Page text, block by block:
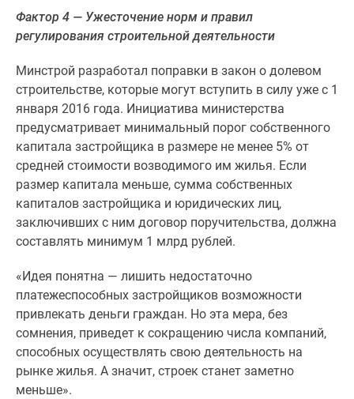
новостроек
Субсидированная
Rutube
Поиск
дома
Москве
Программа
реновации
Москве
Новостройки
класса
Новостройки
бизнес-
класса
Рассрочка
Траншевая
ипотека
Фактор 4 — Ужесточение норм и правил
регулирования строительной деятельности
Минстрой разработал поправки в закон о долевом
строительстве, которые могут вступить в силу уже с 1
января 2016 года. Инициатива министерства
предусматривает минимальный порог собственного
капитала застройщика в размере не менее 5% от
средней стоимости возводимого им жилья. Если
размер капитала меньше, сумма собственных
капиталов застройщика и юридических лиц,
заключивших с ним договор поручительства, должна
составлять минимум 1 млрд рублей.
«Идея понятна — лишить недостаточно
платежеспособных застройщиков возможности
привлекать деньги граждан. Но эта мера, без
сомнения, приведет к сокращению числа компаний,
способных осуществлять свою деятельность на
рынке жилья. А значит, строек станет заметно
меньше».